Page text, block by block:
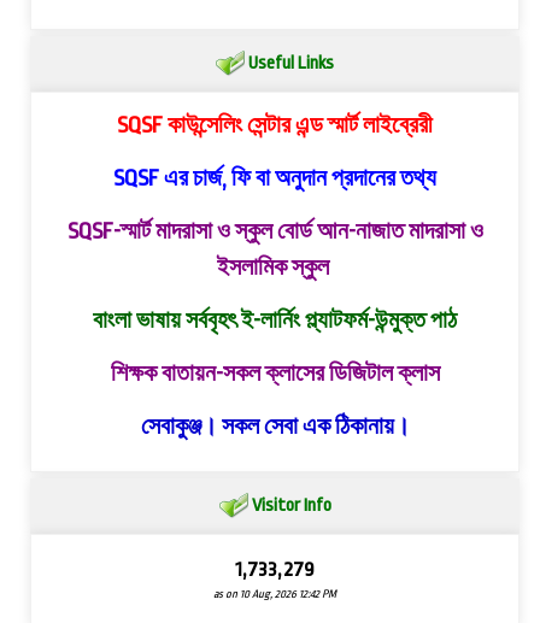
Useful Links
SQSF কাউন্সেলিং সেন্টার এন্ড স্মার্ট লাইব্রেরী
SQSF এর চার্জ, ফি বা অনুদান প্রদানের তথ্য
SQSF-স্মার্ট মাদরাসা ও স্কুল বোর্ড আন-নাজাত মাদরাসা ও
ইসলামিক স্কুল
বাংলা ভাষায় সর্ববৃহৎ ই-লার্নিং প্ল্যাটফর্ম-উন্মুক্ত পাঠ
শিক্ষক বাতায়ন-সকল ক্লাসের ডিজিটাল ক্লাস
সেবাকুঞ্জ। সকল সেবা এক ঠিকানায়।
Visitor Info
1,733,279
as on 10 Aug, 2026 12:42 PM